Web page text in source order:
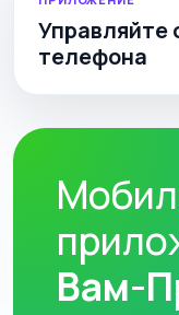
Управляйте
телефона
Вам-